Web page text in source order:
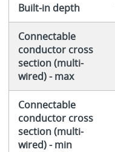
Built-in depth
Connectable
conductor cross
section (multi-
wired) - max
Connectable
conductor cross
section (multi-
wired) - min